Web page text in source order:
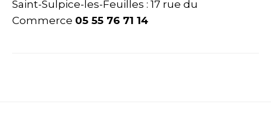
Saint-Sulpice-les-Feuilles : 17 rue du
Commerce 05 55 76 71 14